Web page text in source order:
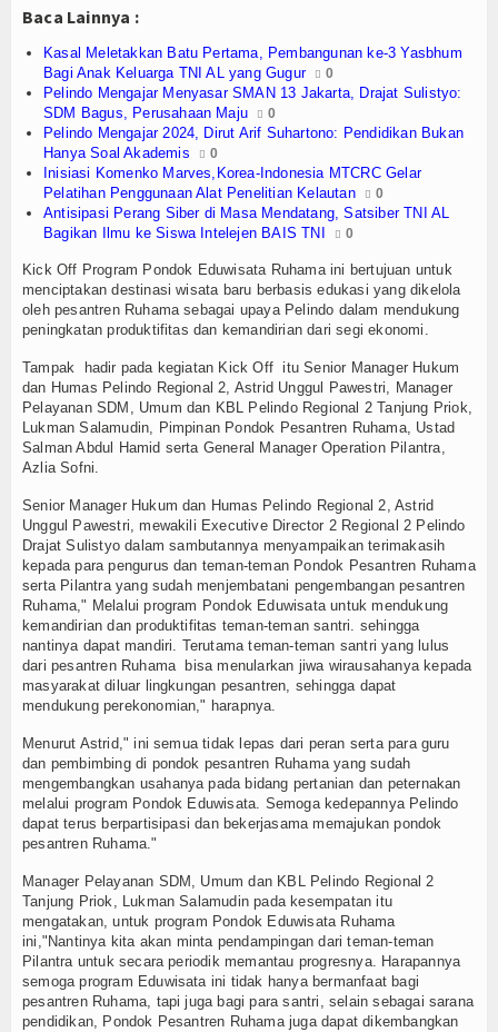
Pelabuhan
Politik
Seni & Budaya
Sorot
Tauziah
Wisata
Channel
Baca Lainnya :
Kasal Meletakkan Batu Pertama, Pembangunan ke-3 Yasbhum
Bagi Anak Keluarga TNI AL yang Gugur
0
Pelindo Mengajar Menyasar SMAN 13 Jakarta, Drajat Sulistyo:
SDM Bagus, Perusahaan Maju
0
Pelindo Mengajar 2024, Dirut Arif Suhartono: Pendidikan Bukan
Hanya Soal Akademis
0
Inisiasi Komenko Marves,Korea-Indonesia MTCRC Gelar
Pelatihan Penggunaan Alat Penelitian Kelautan
0
Antisipasi Perang Siber di Masa Mendatang, Satsiber TNI AL
Bagikan Ilmu ke Siswa Intelejen BAIS TNI
0
Kick Off Program Pondok Eduwisata Ruhama ini bertujuan untuk
menciptakan destinasi wisata baru berbasis edukasi yang dikelola
oleh pesantren Ruhama sebagai upaya Pelindo dalam mendukung
peningkatan produktifitas dan kemandirian dari segi ekonomi.
Tampak hadir pada kegiatan Kick Off itu Senior Manager Hukum
dan Humas Pelindo Regional 2, Astrid Unggul Pawestri, Manager
Pelayanan SDM, Umum dan KBL Pelindo Regional 2 Tanjung Priok,
Lukman Salamudin, Pimpinan Pondok Pesantren Ruhama, Ustad
Salman Abdul Hamid serta General Manager Operation Pilantra,
Azlia Sofni.
Senior Manager Hukum dan Humas Pelindo Regional 2, Astrid
Unggul Pawestri, mewakili Executive Director 2 Regional 2 Pelindo
Drajat Sulistyo dalam sambutannya menyampaikan terimakasih
kepada para pengurus dan teman-teman Pondok Pesantren Ruhama
serta Pilantra yang sudah menjembatani pengembangan pesantren
Ruhama," Melalui program Pondok Eduwisata untuk mendukung
kemandirian dan produktifitas teman-teman santri. sehingga
nantinya dapat mandiri. Terutama teman-teman santri yang lulus
dari pesantren Ruhama bisa menularkan jiwa wirausahanya kepada
masyarakat diluar lingkungan pesantren, sehingga dapat
mendukung perekonomian," harapnya.
Menurut Astrid," ini semua tidak lepas dari peran serta para guru
dan pembimbing di pondok pesantren Ruhama yang sudah
mengembangkan usahanya pada bidang pertanian dan peternakan
melalui program Pondok Eduwisata. Semoga kedepannya Pelindo
dapat terus berpartisipasi dan bekerjasama memajukan pondok
pesantren Ruhama."
Manager Pelayanan SDM, Umum dan KBL Pelindo Regional 2
Tanjung Priok, Lukman Salamudin pada kesempatan itu
mengatakan, untuk program Pondok Eduwisata Ruhama
ini,"Nantinya kita akan minta pendampingan dari teman-teman
Pilantra untuk secara periodik memantau progresnya. Harapannya
semoga program Eduwisata ini tidak hanya bermanfaat bagi
pesantren Ruhama, tapi juga bagi para santri, selain sebagai sarana
pendidikan, Pondok Pesantren Ruhama juga dapat dikembangkan